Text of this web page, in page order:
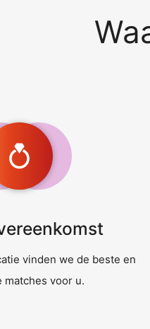
vinden we de beste en
matches voor u.